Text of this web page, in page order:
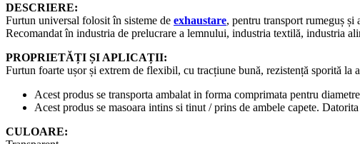
DESCRIERE:
Furtun universal folosit în sisteme de exhaustare, pentru transport rumeguș și
Recomandat în industria de prelucrare a lemnului, industria textilă, industria
PROPRIETĂȚI ȘI APLICAȚII:
Furtun foarte ușor și extrem de flexibil, cu tracțiune bună, rezistență sporită la
Acest produs se transporta ambalat in forma comprimata pentru
Acest produs se masoara intins si tinut / prins de ambele capete.
CULOARE: